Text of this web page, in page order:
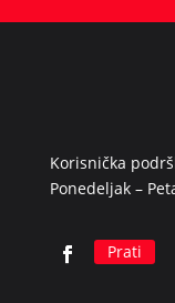
Korisnička
Ponedeljak –
Prati